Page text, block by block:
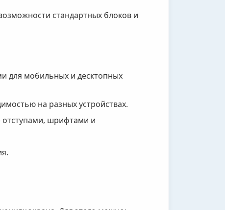
стандартных блоков и
для мобильных и десктопных
на разных устройствах.
шрифтами и